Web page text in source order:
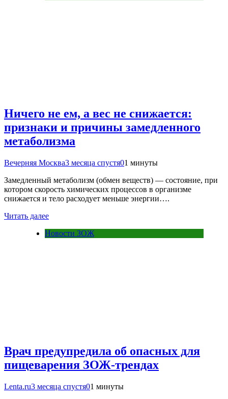
Ничего не ем, а вес не снижается:
признаки и причины замедленного
метаболизма
Вечерняя Москва3 месяца спустя01 минуты
Замедленный метаболизм (обмен веществ) — состояние, при
котором скорость химических процессов в организме
снижается и тело расходует меньше энергии….
Читать далее
Новости ЗОЖ
Врач предупредила об опасных для
пищеварения ЗОЖ-трендах
Lenta.ru3 месяца спустя01 минуты